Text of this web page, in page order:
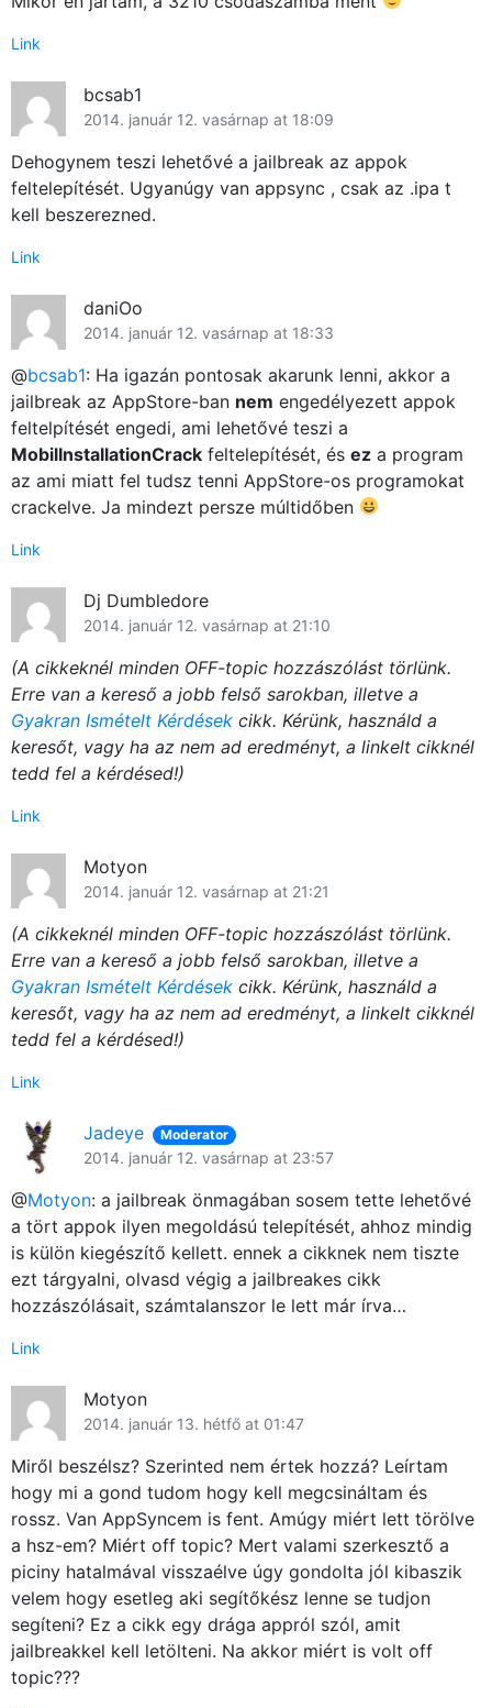
Link
bcsab1
2014. január 12. vasárnap at 18:09
Dehogynem teszi lehetővé a jailbreak az appok
feltelepítését. Ugyanúgy van appsync , csak az .ipa t
kell beszerezned.
Link
daniOo
2014. január 12. vasárnap at 18:33
@bcsab1: Ha igazán pontosak akarunk lenni, akkor a
jailbreak az AppStore-ban nem engedélyezett appok
feltelpítését engedi, ami lehetővé teszi a
MobilInstallationCrack feltelepítését, és ez a program
az ami miatt fel tudsz tenni AppStore-os programokat
crackelve. Ja mindezt persze múltidőben
Link
Dj Dumbledore
2014. január 12. vasárnap at 21:10
(A cikkeknél minden OFF-topic hozzászólást törlünk.
Erre van a kereső a jobb felső sarokban, illetve a
Gyakran Ismételt Kérdések cikk. Kérünk, használd a
keresőt, vagy ha az nem ad eredményt, a linkelt cikknél
tedd fel a kérdésed!)
Link
Motyon
2014. január 12. vasárnap at 21:21
(A cikkeknél minden OFF-topic hozzászólást törlünk.
Erre van a kereső a jobb felső sarokban, illetve a
Gyakran Ismételt Kérdések cikk. Kérünk, használd a
keresőt, vagy ha az nem ad eredményt, a linkelt cikknél
tedd fel a kérdésed!)
Link
Jadeye Moderator
2014. január 12. vasárnap at 23:57
@Motyon: a jailbreak önmagában sosem tette lehetővé
a tört appok ilyen megoldású telepítését, ahhoz mindig
is külön kiegészítő kellett. ennek a cikknek nem tiszte
ezt tárgyalni, olvasd végig a jailbreakes cikk
hozzászólásait, számtalanszor le lett már írva…
Link
Motyon
2014. január 13. hétfő at 01:47
Miről beszélsz? Szerinted nem értek hozzá? Leírtam
hogy mi a gond tudom hogy kell megcsináltam és
rossz. Van AppSyncem is fent. Amúgy miért lett törölve
a hsz-em? Miért off topic? Mert valami szerkesztő a
piciny hatalmával visszaélve úgy gondolta jól kibaszik
velem hogy esetleg aki segítőkész lenne se tudjon
segíteni? Ez a cikk egy drága appról szól, amit
jailbreakkel kell letölteni. Na akkor miért is volt off
topic???
Főoldal
Használt Apple
Apple szerviz